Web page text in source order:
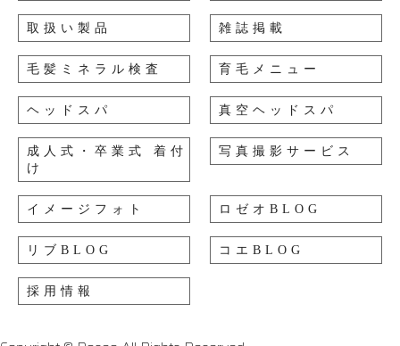
取扱い製品 雑誌掲載
毛髪ミネラル検査 育毛メニュー
ヘッドスパ 真空ヘッドスパ
成人式・卒業式 着付
け
写真撮影サービス
イメージフォト ロゼオBLOG
リブBLOG コエBLOG
採用情報